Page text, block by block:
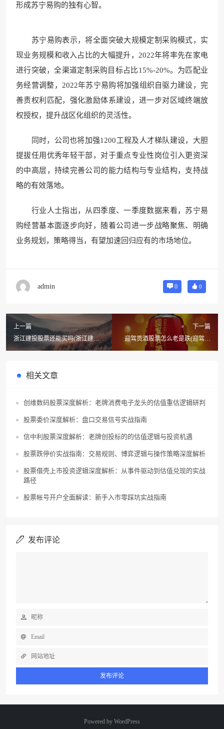
形成苏宁易购的独有心智。
苏宁易购表示，将全面突破大规模定制采购模式，实
现业务规模和收入占比的大幅提升，2022年将率先在家电
进行突破，全渠道定制采购目标占比15%-20%。为匹配业
务经营调整，2022年苏宁易购将加强组织自驱力建设，完
善责权利匹配，强化激励体系建设，进一步对区域终端放
权授权，提升战区化组织的灵活性。
同时，公司也将加强1200工程及人才梯队建设，大胆
提拔任用优秀年轻干部，对于重点专业性岗位引入更资深
的中高层，持续完善公司的能力结构与专业结构，支持战
略的有效落地。
行业人士指出，从四季度、一季度数据来看，苏宁易
购经营基本面逐步向好，随着公司进一步战略聚焦、明确
业务规划，策略得当，有望加速回归应有的市场地位。
admin 0 0
上一篇
浙江建投股票还能买吗(浙江建投
股票代码)
下一篇
迎驾贡酒股票怎么老是跌(迎驾贡
酒股票平仓是什么意思)
相关文章
创维数码股票深度解析：老牌消费电子龙头的估值重估逻辑研判
股票委价深度解析：盘口交易信号实战指南
信中利股票深度解析：老牌创投标的的估值逻辑与投资机遇
股票跌停价实战指南：交易规则、博弈逻辑与操作策略深度解析
股票借壳上市投资逻辑深度解析：从事件驱动到估值兑现的实战
路径
股票帐号开户全面解读：新手入市零踩坑实战指南
发布评论
Powered by WordPress